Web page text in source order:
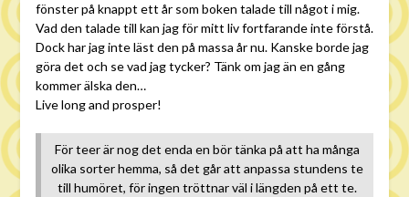
fönster på knappt ett år som boken talade till något i mig.
Vad den talade till kan jag för mitt liv fortfarande inte förstå.
Dock har jag inte läst den på massa år nu. Kanske borde jag
göra det och se vad jag tycker? Tänk om jag än en gång
kommer älska den…
Live long and prosper!
För teer är nog det enda en bör tänka på att ha många
olika sorter hemma, så det går att anpassa stundens te
till humöret, för ingen tröttnar väl i längden på ett te.